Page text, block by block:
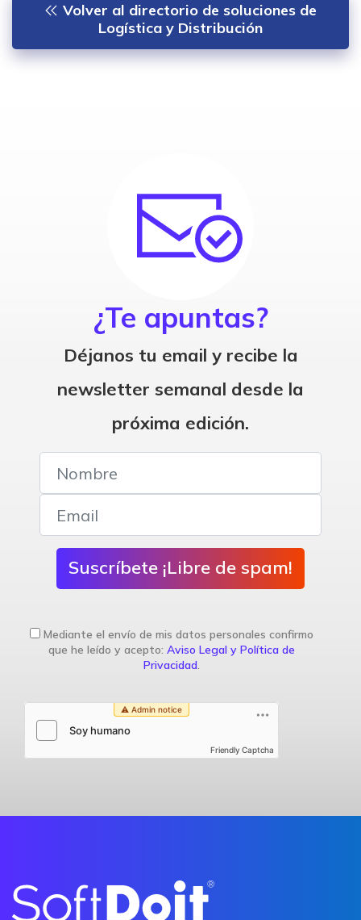
Volver al directorio de soluciones de
Logística y Distribución
¿Te apuntas?
Déjanos tu email y recibe la
newsletter semanal desde la
próxima edición.
Suscríbete ¡Libre de spam!
Mediante el envío de mis datos personales confirmo
que he leído y acepto: Aviso Legal y Política de
Privacidad.
Friendly Captcha